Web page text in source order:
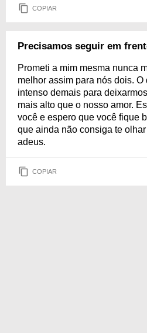
COPIAR
Precisamos seguir em
Prometi a mim mesma nunca
melhor assim para nós dois.
intenso demais para
mais alto que o nosso amor.
você e espero que você fique
que ainda não consiga te
adeus.
COPIAR